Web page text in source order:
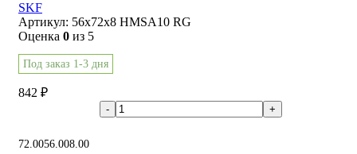
SKF
Артикул: 56x72x8 HMSA10 RG
Оценка 0 из 5
Под заказ 1-3 дня
842 ₽
72.0056.008.00